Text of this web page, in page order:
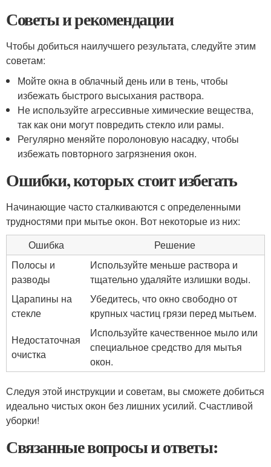
Советы и рекомендации
Чтобы добиться наилучшего результата, следуйте этим
советам:
Мойте окна в облачный день или в тень, чтобы
избежать быстрого высыхания раствора.
Не используйте агрессивные химические вещества,
так как они могут повредить стекло или рамы.
Регулярно меняйте поролоновую насадку, чтобы
избежать повторного загрязнения окон.
Ошибки, которых стоит избегать
Начинающие часто сталкиваются с определенными
трудностями при мытье окон. Вот некоторые из них:
Ошибка
Решение
Полосы и
разводы
Используйте меньше раствора и
тщательно удаляйте излишки воды.
Царапины на
стекле
Убедитесь, что окно свободно от
крупных частиц грязи перед мытьем.
Недостаточная
очистка
Используйте качественное мыло или
специальное средство для мытья
окон.
Следуя этой инструкции и советам, вы сможете добиться
идеально чистых окон без лишних усилий. Счастливой
уборки!
Связанные вопросы и ответы: